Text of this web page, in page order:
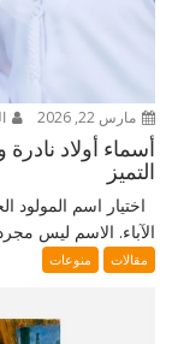
مارس 22, 2026
أسماء أولاد
التميز
اختيار اسم المولود
الآباء. الاسم ليس
مقالات منوعات